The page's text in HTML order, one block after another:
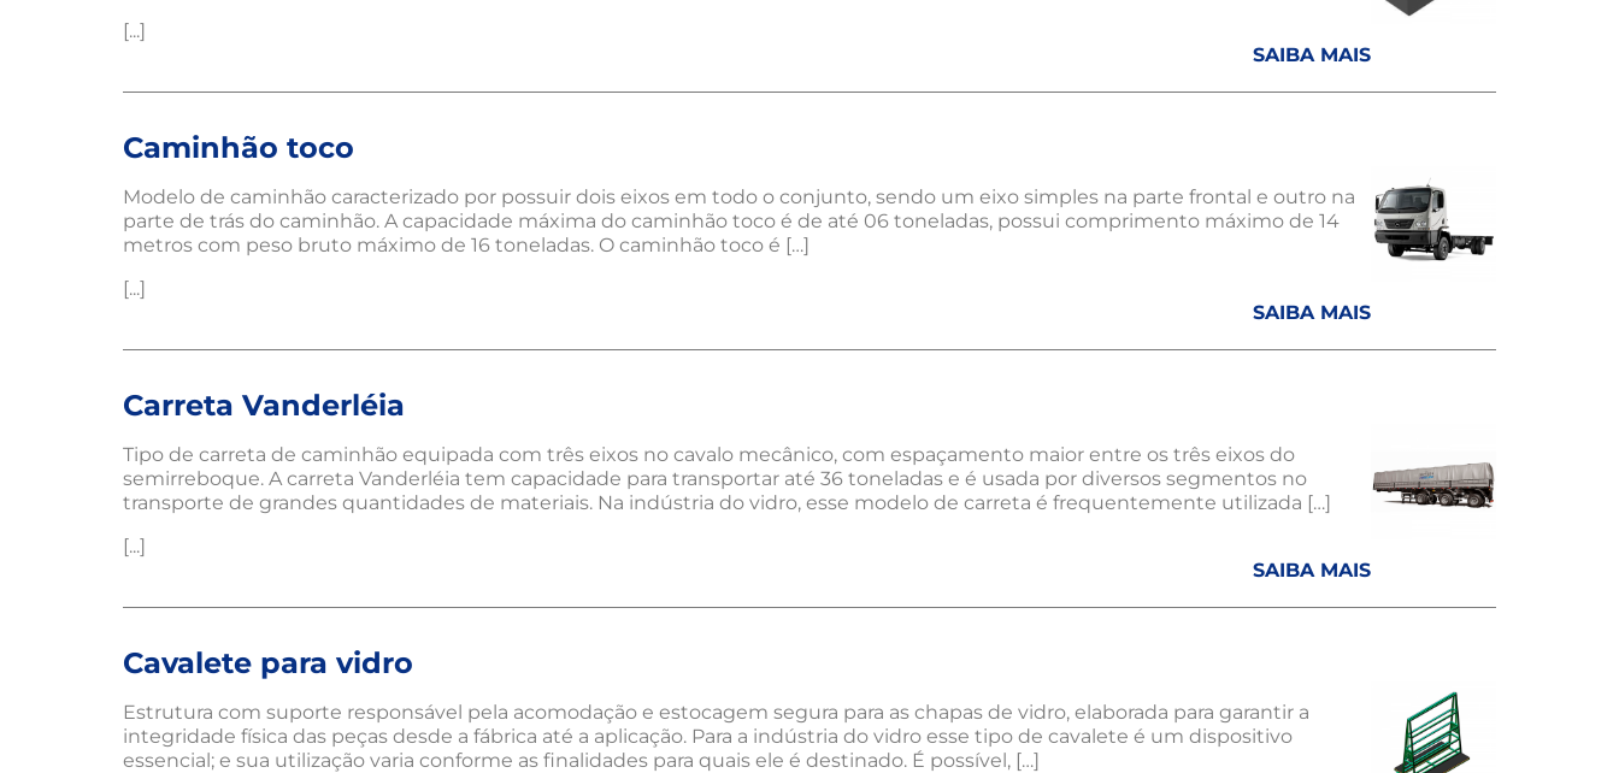
[...]
SAIBA MAIS
Caminhão toco
Modelo de caminhão caracterizado por possuir dois eixos em todo o conjunto, sendo um eixo simples na parte frontal e outro na
parte de trás do caminhão. A capacidade máxima do caminhão toco é de até 06 toneladas, possui comprimento máximo de 14
metros com peso bruto máximo de 16 toneladas. O caminhão toco é […]
[...]
SAIBA MAIS
Carreta Vanderléia
Tipo de carreta de caminhão equipada com três eixos no cavalo mecânico, com espaçamento maior entre os três eixos do
semirreboque. A carreta Vanderléia tem capacidade para transportar até 36 toneladas e é usada por diversos segmentos no
transporte de grandes quantidades de materiais. Na indústria do vidro, esse modelo de carreta é frequentemente utilizada […]
[...]
SAIBA MAIS
Cavalete para vidro
Estrutura com suporte responsável pela acomodação e estocagem segura para as chapas de vidro, elaborada para garantir a
integridade física das peças desde a fábrica até a aplicação. Para a indústria do vidro esse tipo de cavalete é um dispositivo
essencial; e sua utilização varia conforme as finalidades para quais ele é destinado. É possível, […]